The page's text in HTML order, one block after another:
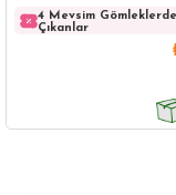
Pamuklu Beyaz Gömlek
4 Mevsim
Çıkanlar